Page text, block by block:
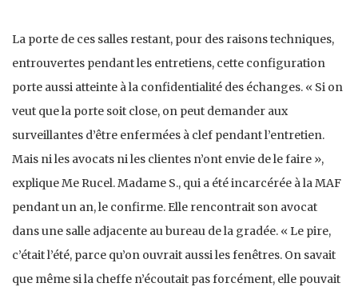
La porte de ces salles restant, pour des raisons techniques,
entrouvertes pendant les entretiens, cette configuration
porte aussi atteinte à la confidentialité des échanges. « Si on
veut que la porte soit close, on peut demander aux
surveillantes d’être enfermées à clef pendant l’entretien.
Mais ni les avocats ni les clientes n’ont envie de le faire »,
explique Me Rucel. Madame S., qui a été incarcérée à la MAF
pendant un an, le confirme. Elle rencontrait son avocat
dans une salle adjacente au bureau de la gradée. « Le pire,
c’était l’été, parce qu’on ouvrait aussi les fenêtres. On savait
que même si la cheffe n’écoutait pas forcément, elle pouvait